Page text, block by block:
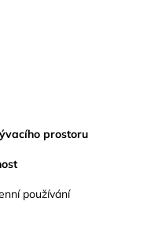
prostoru
používání